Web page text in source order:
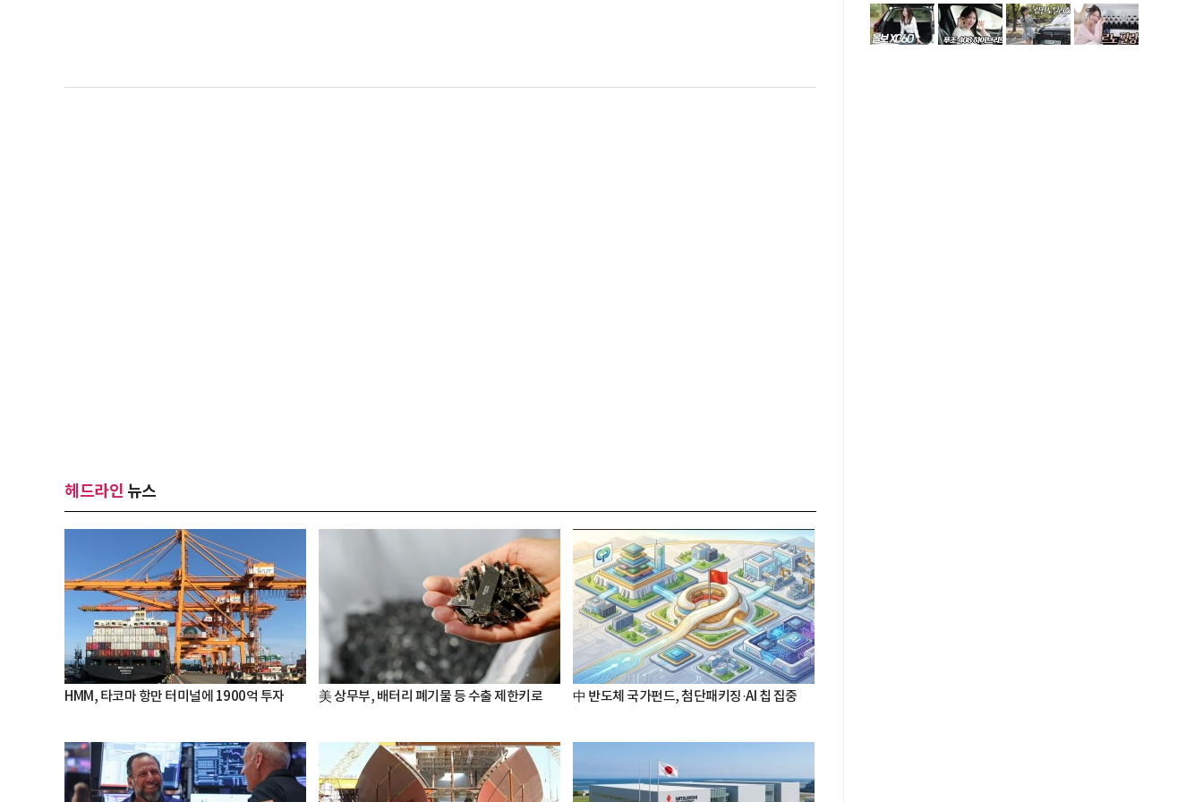
헤드라인 뉴스
HMM, 타코마 항만 터미널에 1900억 투자 美 상무부, 배터리 폐기물 등 수출 제한키로 中 반도체 국가펀드, 첨단패키징·AI 칩 집중